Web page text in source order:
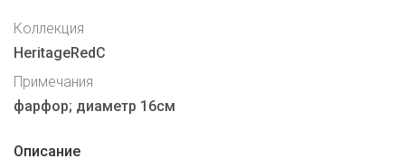
Коллекция
HeritageRedC
Примечания
фарфор; диаметр 16см
Описание